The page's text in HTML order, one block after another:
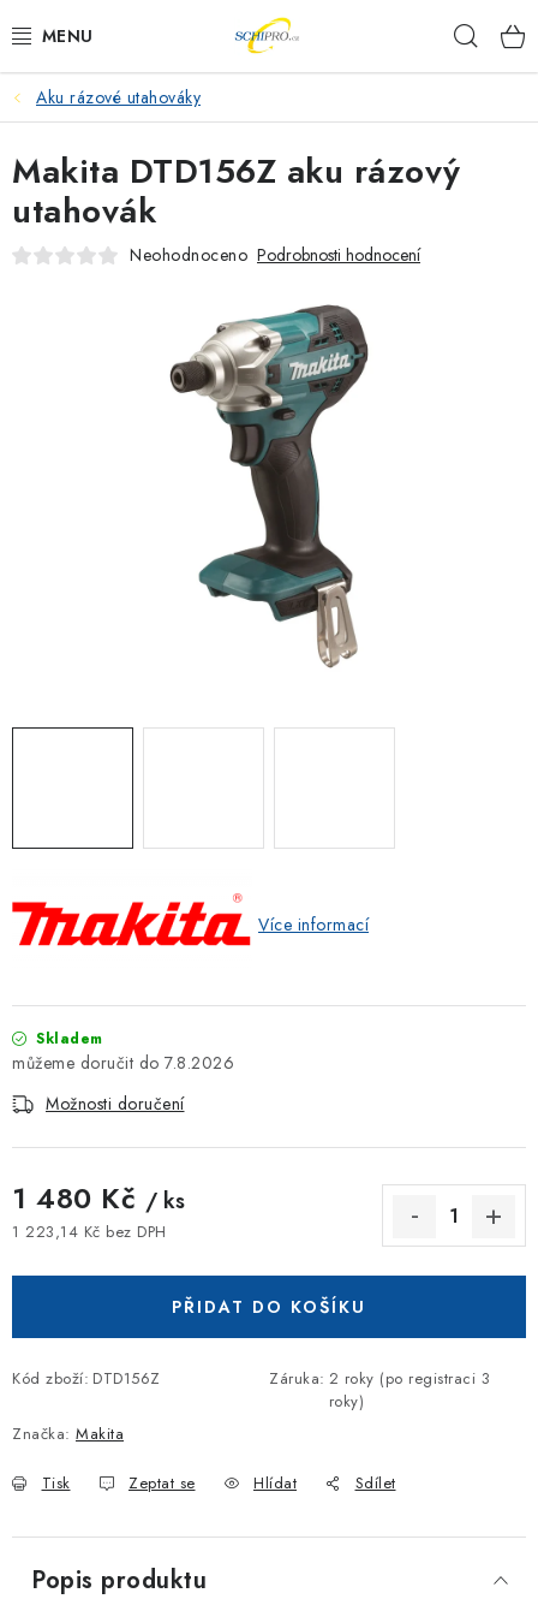
na
AKU NÁŘADÍ
ELEKTRICKÉ NÁŘADÍ
PŘÍSLUŠENSTVÍ
Obchodní podmínky
Reklamace
Aku rázové utahováky
Více informací
Skladem
7.8.2026
Možnosti doručení
1 480 Kč / ks
1 223,14 Kč bez DPH
PŘIDAT DO KOŠÍKU
Kód zboží: DTD156Z Záruka: 2 roky (po registraci 3
roky)
Značka: Makita
Tisk Zeptat se Hlídat Sdílet
Makita DTD156Z aku rázový
utahovák
Neohodnoceno Podrobnosti hodnocení
Popis produktu